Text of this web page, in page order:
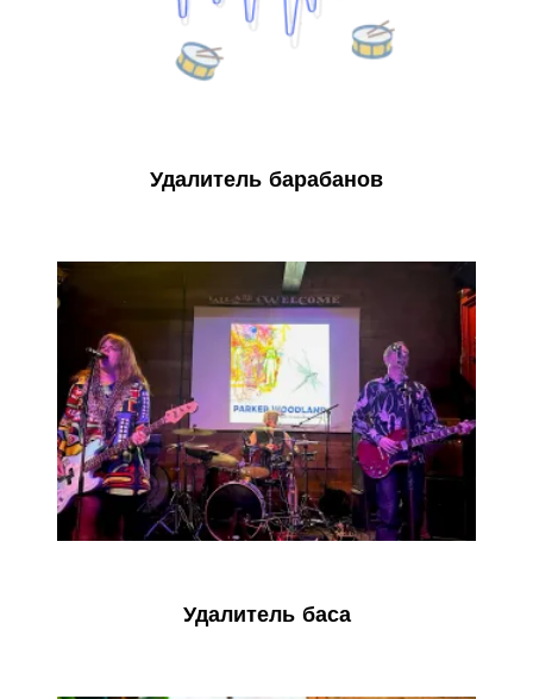
Удалитель барабанов
Удалитель баса